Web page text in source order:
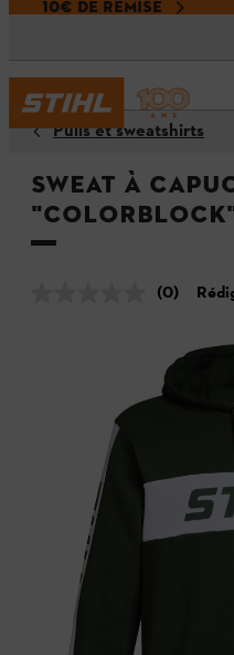
10€ DE REMISE
Pulls et sweatshirts
Sweat à
(0)